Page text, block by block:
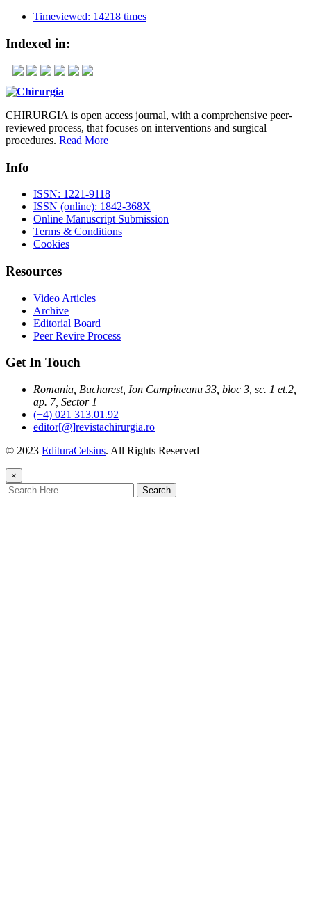
Timeviewed: 14218 times
Indexed in:
CHIRURGIA is open access journal, with a comprehensive peer-
reviewed process, that focuses on interventions and surgical
procedures. Read More
Info
ISSN: 1221-9118
ISSN (online): 1842-368X
Online Manuscript Submission
Terms & Conditions
Cookies
Resources
Video Articles
Archive
Editorial Board
Peer Revire Process
Get In Touch
Romania, Bucharest, Ion Campineanu 33, bloc 3, sc. 1 et.2,
ap. 7, Sector 1
(+4) 021 313.01.92
editor[@]revistachirurgia.ro
© 2023 EdituraCelsius. All Rights Reserved
×
Search